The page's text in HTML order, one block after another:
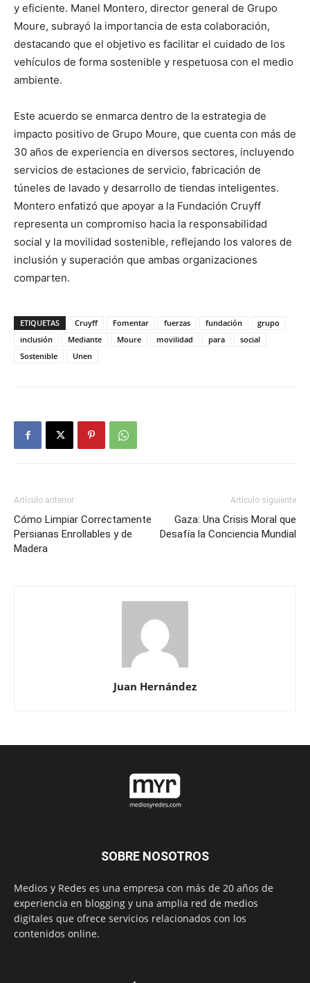
y eficiente. Manel Montero, director general de Grupo
Moure, subrayó la importancia de esta colaboración,
destacando que el objetivo es facilitar el cuidado de los
vehículos de forma sostenible y respetuosa con el medio
ambiente.
Este acuerdo se enmarca dentro de la estrategia de
impacto positivo de Grupo Moure, que cuenta con más de
30 años de experiencia en diversos sectores, incluyendo
servicios de estaciones de servicio, fabricación de
túneles de lavado y desarrollo de tiendas inteligentes.
Montero enfatizó que apoyar a la Fundación Cruyff
representa un compromiso hacia la responsabilidad
social y la movilidad sostenible, reflejando los valores de
inclusión y superación que ambas organizaciones
comparten.
ETIQUETAS Cruyff Fomentar fuerzas fundación
grupo
inclusión
Mediante Moure movilidad para
social
Sostenible
Unen
Artículo anterior
Cómo Limpiar Correctamente
Persianas Enrollables y de
Madera
Artículo siguiente
Gaza: Una Crisis Moral que
Desafía la Conciencia Mundial
Juan Hernández
SOBRE NOSOTROS
Medios y Redes es una empresa con más de 20 años de
experiencia en blogging y una amplia red de medios
digitales que ofrece servicios relacionados con los
contenidos online.